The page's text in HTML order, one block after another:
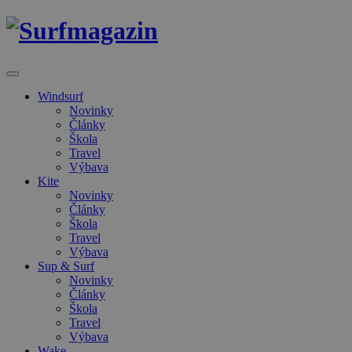
Windsurf
Novinky
Články
Škola
Travel
Výbava
Kite
Novinky
Články
Škola
Travel
Výbava
Sup & Surf
Novinky
Články
Škola
Travel
Výbava